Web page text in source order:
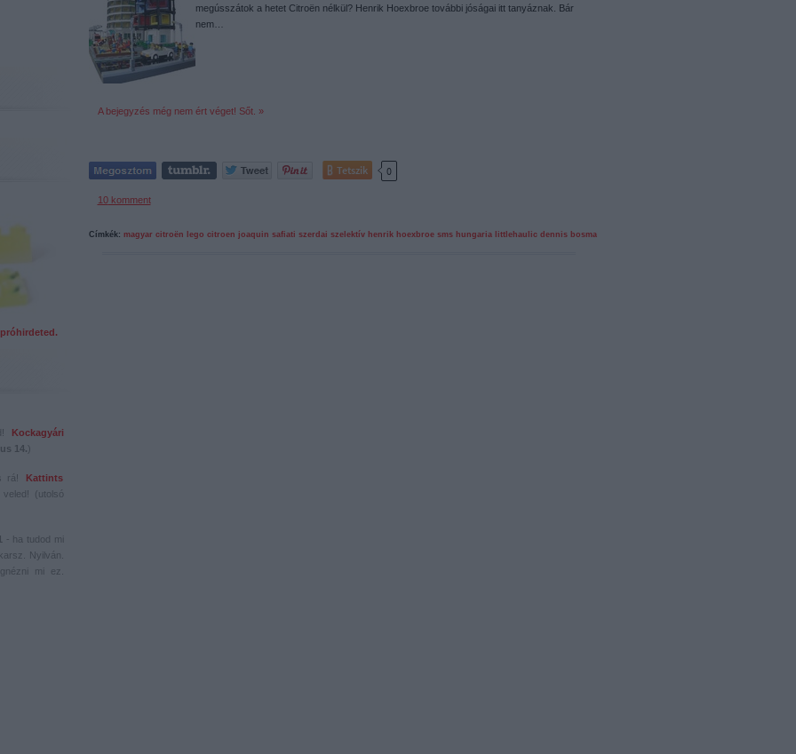
Kockagyári
14.)
rá!
Kattints
(utolsó
- ha tudod mi
Nyilván.
mi ez.
megússzátok a hetet Citroën nélkül? Henrik Hoexbroe további jóságai itt tanyáznak. Bár
nem…
A bejegyzés még nem ért véget! Sőt. »
Tetszik 0
10komment
Címkék: magyar citroën lego citroen joaquin safiati szerdai szelektív henrik hoexbroe sms hungaria littlehaulic dennis bosman